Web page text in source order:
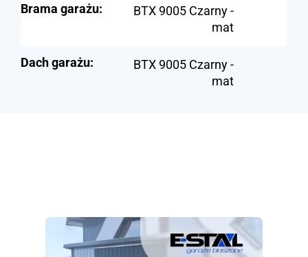
Brama garażu:
BTX 9005 Czarny -
mat
Dach garażu:
BTX 9005 Czarny -
mat